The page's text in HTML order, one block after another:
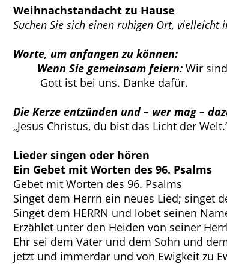
Weihnachstandacht zu Hause
Suchen Sie sich einen ruhigen Ort, vielleicht
Worte, um anfangen zu können:
Wenn Sie gemeinsam feiern: Wir
Gott ist bei uns. Danke dafür.
Die Kerze entzünden und – wer mag –
„Jesus Christus, du bist das Licht der
Lieder singen oder hören
Ein Gebet mit Worten des 96. Psalms
Gebet mit Worten des 96. Psalms
Singet dem Herrn ein neues Lied; singet
Singet dem HERRN und lobet seinen
Erzählet unter den Heiden von seiner
Ehr sei dem Vater und dem Sohn und
jetzt und immerdar und von Ewigkeit zu